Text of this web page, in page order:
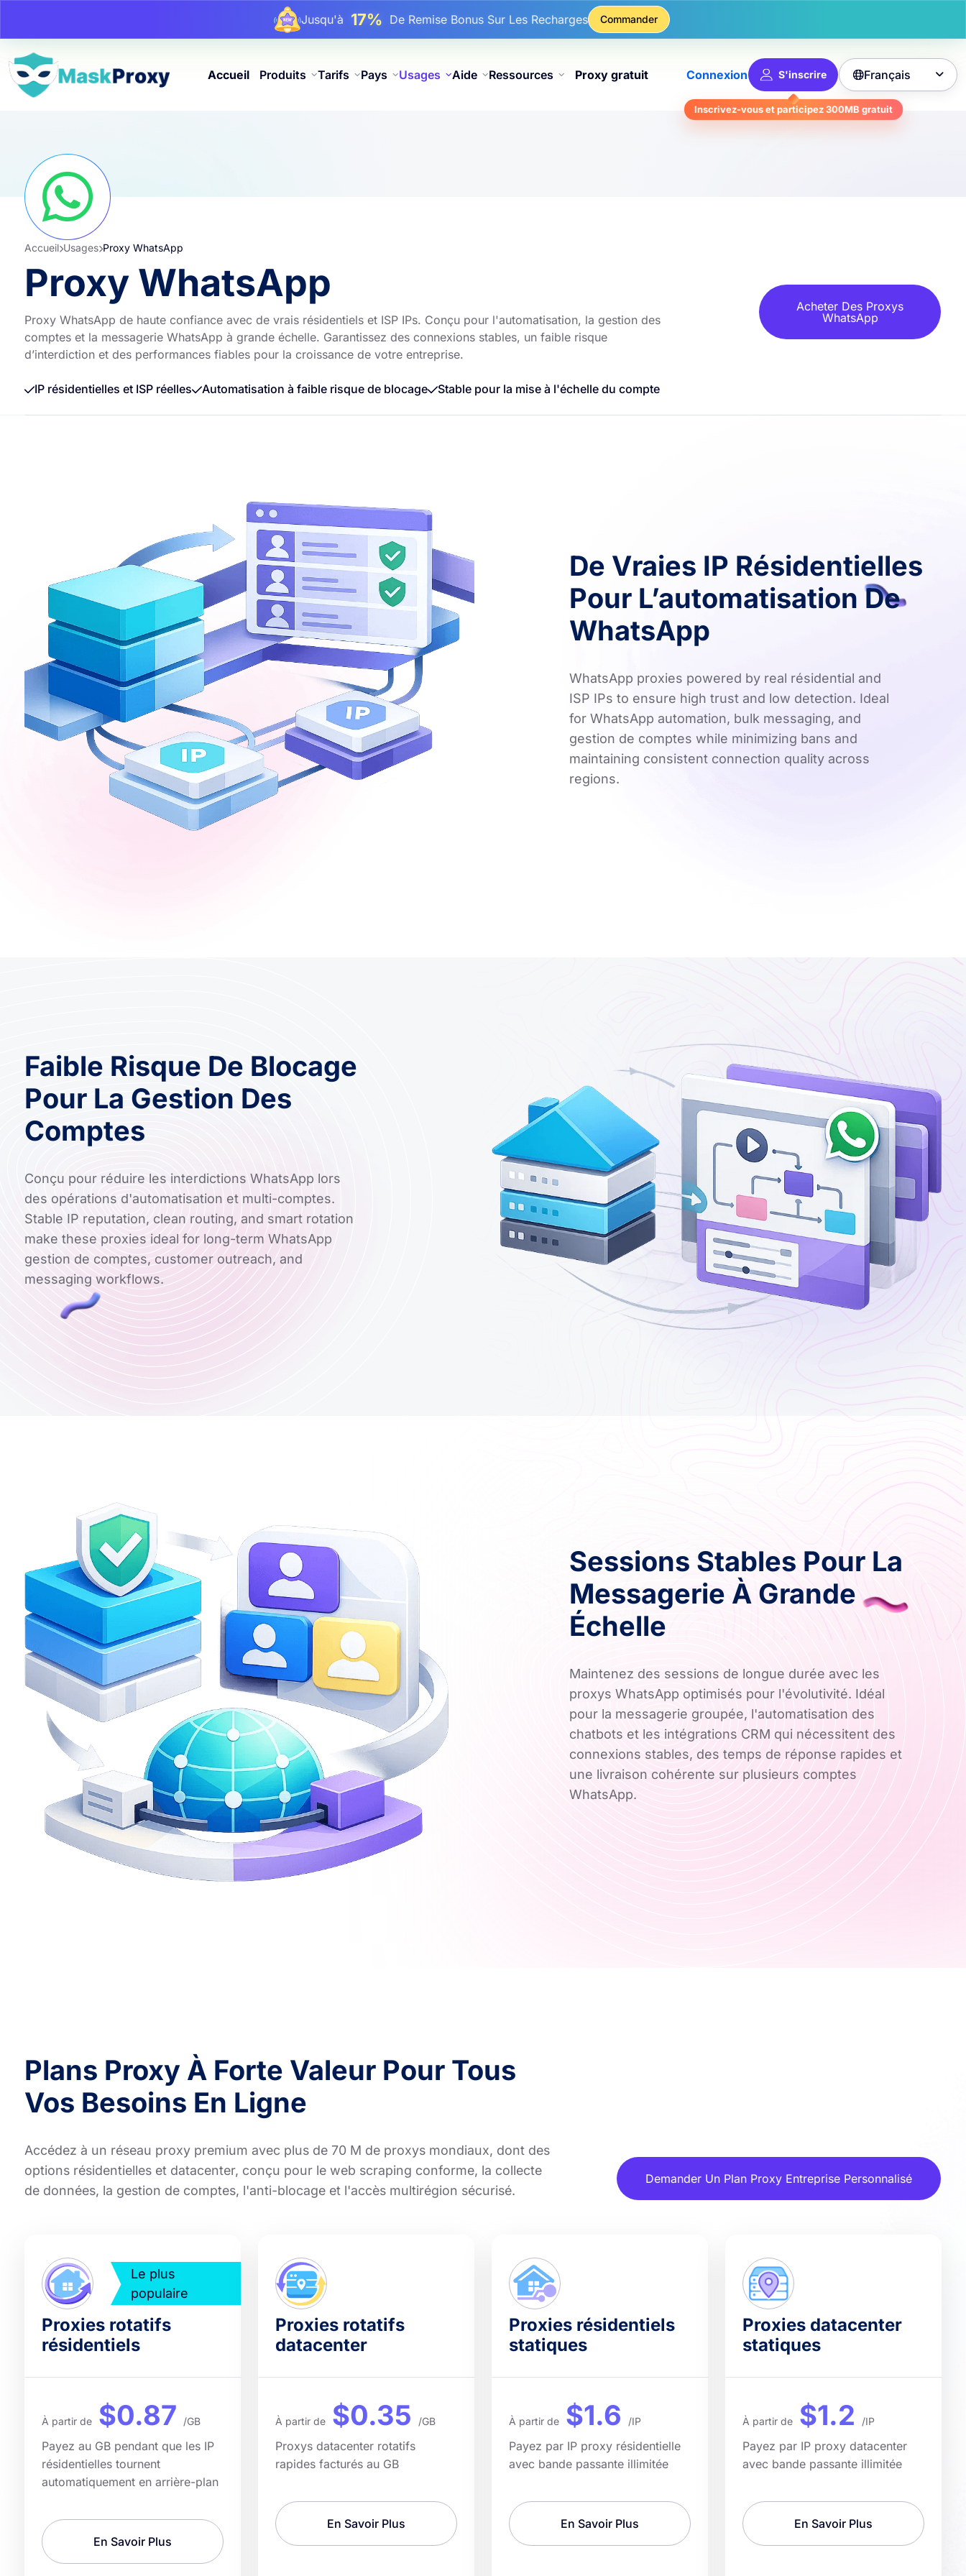
Jusqu'à25% Remise Sur Les Achats Statiques IP
Jusqu'à81%Remise Sur Les Achats Tournants IP
Commander
Accueil Produits Tarifs Pays Usages Aide Ressources Proxy gratuit Connexion S'inscrire
Inscrivez-vous et participez 300MB gratuit
Français 
Accueil Usages Proxy WhatsApp
Proxy WhatsApp
Proxy WhatsApp de haute confiance avec de vrais résidentiels et ISP IPs. Conçu pour l'automatisation, la gestion des
comptes et la messagerie WhatsApp à grande échelle. Garantissez des connexions stables, un faible risque
d’interdiction et des performances fiables pour la croissance de votre entreprise.
Acheter Des Proxys
WhatsApp
IP résidentielles et ISP réelles Automatisation à faible risque de blocage Stable pour la mise à l'échelle du compte
De Vraies IP Résidentielles
Pour L’automatisation De
WhatsApp
WhatsApp proxies powered by real résidential and
ISP IPs to ensure high trust and low detection. Ideal
for WhatsApp automation, bulk messaging, and
gestion de comptes while minimizing bans and
maintaining consistent connection quality across
regions.
Faible Risque De Blocage
Pour La Gestion Des
Comptes
Conçu pour réduire les interdictions WhatsApp lors
des opérations d'automatisation et multi-comptes.
Stable IP reputation, clean routing, and smart rotation
make these proxies ideal for long-term WhatsApp
gestion de comptes, customer outreach, and
messaging workflows.
Sessions Stables Pour La
Messagerie À Grande
Échelle
Maintenez des sessions de longue durée avec les
proxys WhatsApp optimisés pour l'évolutivité. Idéal
pour la messagerie groupée, l'automatisation des
chatbots et les intégrations CRM qui nécessitent des
connexions stables, des temps de réponse rapides et
une livraison cohérente sur plusieurs comptes
WhatsApp.
Plans Proxy À Forte Valeur Pour Tous
Vos Besoins En Ligne
Accédez à un réseau proxy premium avec plus de 70 M de proxys mondiaux, dont des
options résidentielles et datacenter, conçu pour le web scraping conforme, la collecte
de données, la gestion de comptes, l'anti-blocage et l'accès multirégion sécurisé.
Demander Un Plan Proxy Entreprise Personnalisé
Le plus
populaire
Proxies rotatifs
résidentiels
À partir de $0.87 /GB
Payez au GB pendant que les IP
résidentielles tournent
automatiquement en arrière-plan
En Savoir Plus
Proxies rotatifs
datacenter
À partir de $0.35 /GB
Proxys datacenter rotatifs
rapides facturés au GB
En Savoir Plus
Proxies résidentiels
statiques
À partir de $1.6 /IP
Payez par IP proxy résidentielle
avec bande passante illimitée
En Savoir Plus
Proxies datacenter
statiques
À partir de $1.2 /IP
Payez par IP proxy datacenter
avec bande passante illimitée
En Savoir Plus